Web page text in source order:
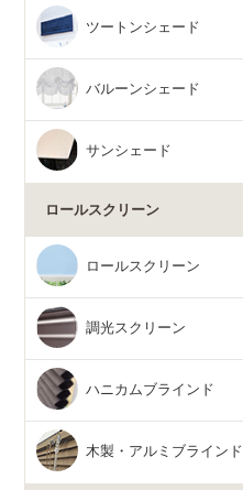
ツートンシェード
バルーンシェード
サンシェード
ロールスクリーン
ロールスクリーン
調光スクリーン
ハニカムブラインド
木製・アルミブラインド